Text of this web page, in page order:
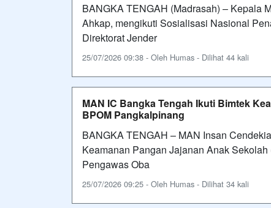
BANGKA TENGAH (Madrasah) – Kepala
Ahkap, mengikuti Sosialisasi Nasional
Direktorat Jender
25/07/2026 09:38 - Oleh Humas - Dilihat 44 kali
MAN IC Bangka Tengah Ikuti Bimtek
BPOM Pangkalpinang
BANGKA TENGAH – MAN Insan
Keamanan Pangan Jajanan Anak
Pengawas Oba
25/07/2026 09:25 - Oleh Humas - Dilihat 34 kali